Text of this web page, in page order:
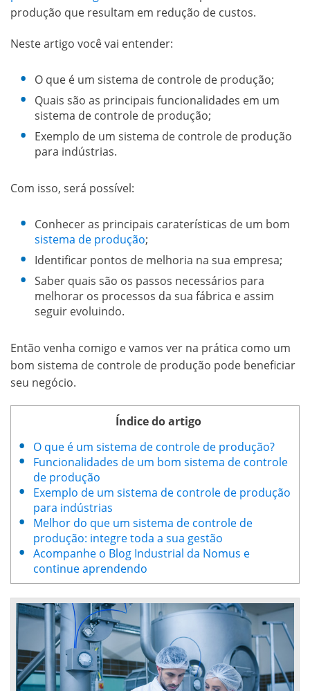
produção que resultam em redução de custos.
Neste artigo você vai entender:
O que é um sistema de controle de produção;
Quais são as principais funcionalidades em um
sistema de controle de produção;
Exemplo de um sistema de controle de produção
para indústrias.
Com isso, será possível:
Conhecer as principais caraterísticas de um bom
sistema de produção;
Identificar pontos de melhoria na sua empresa;
Saber quais são os passos necessários para
melhorar os processos da sua fábrica e assim
seguir evoluindo.
Então venha comigo e vamos ver na prática como um
bom sistema de controle de produção pode beneficiar
seu negócio.
Índice do artigo
O que é um sistema de controle de produção?
Funcionalidades de um bom sistema de controle
de produção
Exemplo de um sistema de controle de produção
para indústrias
Melhor do que um sistema de controle de
produção: integre toda a sua gestão
Acompanhe o Blog Industrial da Nomus e
continue aprendendo